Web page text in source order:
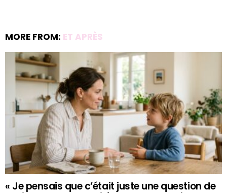
MORE FROM: ET APRÈS
« Je pensais que c’était juste une question de